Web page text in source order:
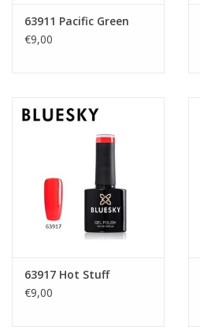
63911 Pacific Green
€9,00
63917 Hot Stuff
€9,00